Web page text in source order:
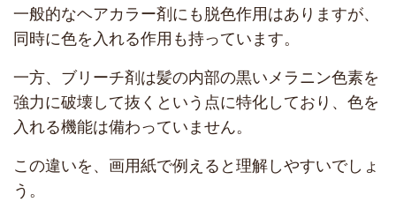
一般的なヘアカラー剤にも脱色作用はありますが、
同時に色を入れる作用も持っています。
一方、ブリーチ剤は髪の内部の黒いメラニン色素を
強力に破壊して抜くという点に特化しており、色を
入れる機能は備わっていません。
この違いを、画用紙で例えると理解しやすいでしょ
う。